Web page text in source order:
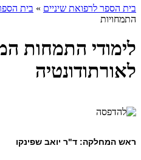
בית הספר לרפואת שיניים » בית
התמחויות
לימודי התמחות
לאורתודונטיה
ראש המחלקה: ד"ר יואב שפינקו